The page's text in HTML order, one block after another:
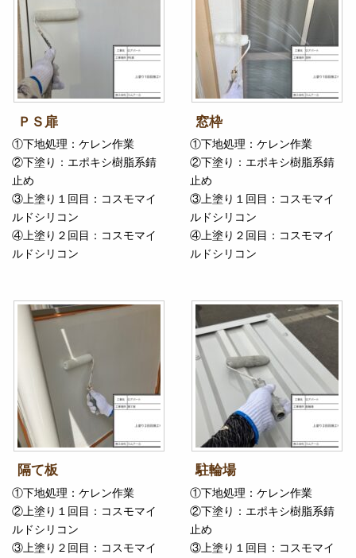
ＰＳ扉
①下地処理：ケレン作業
②下塗り：エポキシ樹脂系錆
止め
③上塗り１回目：コスモマイ
ルドシリコン
④上塗り２回目：コスモマイ
ルドシリコン
窓枠
①下地処理：ケレン作業
②下塗り：エポキシ樹脂系錆
止め
③上塗り１回目：コスモマイ
ルドシリコン
④上塗り２回目：コスモマイ
ルドシリコン
隔て板
①下地処理：ケレン作業
②上塗り１回目：コスモマイ
ルドシリコン
③上塗り２回目：コスモマイ
駐輪場
①下地処理：ケレン作業
②下塗り：エポキシ樹脂系錆
止め
③上塗り１回目：コスモマイ